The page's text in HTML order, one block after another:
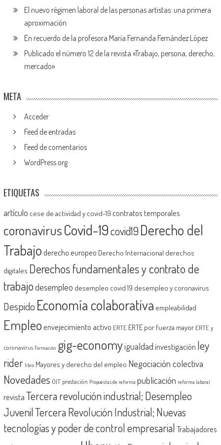
El nuevo régimen laboral de las personas artistas: una primera
aproximación
En recuerdo de la profesora María Fernanda Fernández López
Publicado el número 12 de la revista «Trabajo, persona, derecho,
mercado»
META
Acceder
Feed de entradas
Feed de comentarios
WordPress.org
ETIQUETAS
artículo cese de actividad y covid-19 contratos temporales
coronavirusCovid-19covid19 Derecho del
Trabajoderecho europeo Derecho Internacional derechos
digitales Derechos fundamentales y contrato de
trabajodesempleo desempleo covid 19 desempleo y coronavirus
Despido Economía colaborativa empleabilidad
Empleoenvejecimiento activo ERTE ERTE por fuerza mayor ERTE y
coronavirus Formación gig-economyigualdadinvestigación ley
rider libro Mayores y derecho del empleo Negociación colectiva
Novedades OIT prestación Propuestas de reforma publicación reforma laboral
revistaTercera revolución industrial; Desempleo
JuvenilTercera Revolución Industrial; Nuevas
tecnologías y poder de control empresarial Trabajadores